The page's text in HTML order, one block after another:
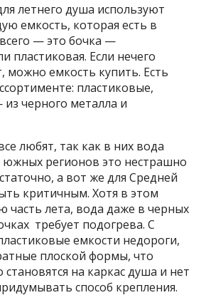
летнего душа используют
емкость, которая есть в
— это бочка —
пластиковая. Если нечего
можно емкость купить. Есть
пластиковые,
черного металла и
любят, так как в них вода
южных регионов это нестрашно
а вот же для Средней
критичным. Хотя в этом
часть лета, вода даже в черных
требует подогрева. С
емкости недороги,
плоской формы, что
на каркас душа и нет
способ крепления.